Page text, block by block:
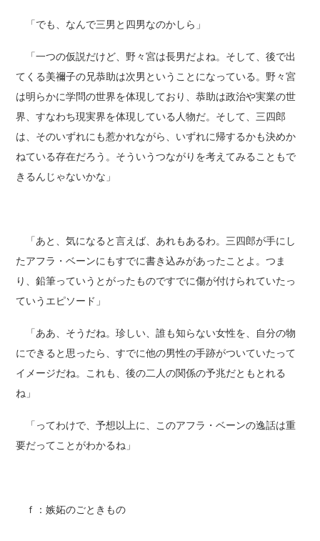
「でも、なんで三男と四男なのかしら」
「一つの仮説だけど、野々宮は長男だよね。そして、後で出
てくる美禰子の兄恭助は次男ということになっている。野々宮
は明らかに学問の世界を体現しており、恭助は政治や実業の世
界、すなわち現実界を体現している人物だ。そして、三四郎
は、そのいずれにも惹かれながら、いずれに帰するかも決めか
ねている存在だろう。そういうつながりを考えてみることもで
きるんじゃないかな」
「あと、気になると言えば、あれもあるわ。三四郎が手にし
たアフラ・ベーンにもすでに書き込みがあったことよ。つま
り、鉛筆っていうとがったものですでに傷が付けられていたっ
ていうエピソード」
「ああ、そうだね。珍しい、誰も知らない女性を、自分の物
にできると思ったら、すでに他の男性の手跡がついていたって
イメージだね。これも、後の二人の関係の予兆だともとれる
ね」
「ってわけで、予想以上に、このアフラ・ベーンの逸話は重
要だってことがわかるね」
ｆ：嫉妬のごときもの